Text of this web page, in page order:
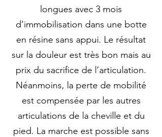
longues avec 3 mois
d’immobilisation dans une botte
en résine sans appui. Le résultat
sur la douleur est très bon mais au
prix du sacrifice de l’articulation.
Néanmoins, la perte de mobilité
est compensée par les autres
articulations de la cheville et du
pied. La marche est possible sans